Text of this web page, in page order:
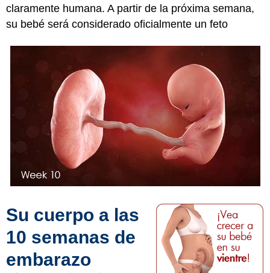
claramente humana. A partir de la próxima semana,
su bebé será considerado oficialmente un feto
Su cuerpo a las
10 semanas de
embarazo